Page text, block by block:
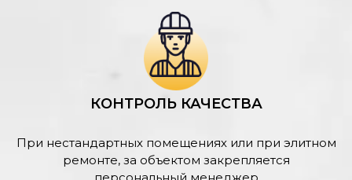
КОНТРОЛЬ КАЧЕСТВА
При нестандартных помещениях или при элитном
ремонте, за объектом закрепляется